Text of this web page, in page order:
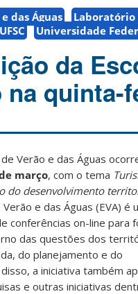
das Águas
Laboratório
UFSC Universidade
da
quinta-
Verão e das Águas
março, com o tema
do desenvolvimento
Verão e das Águas (EVA) é
conferências on-line para
das questões dos
do planejamento e do
a iniciativa também
e outras iniciativas